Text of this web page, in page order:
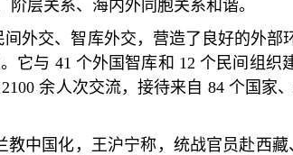
层关系、海内外同胞关系和谐。
外交、智库外交，营造了良好的外部
它与 41 个外国智库和 12个民间组织
2100余人次交流，接待来自 84 个国家
中国化，王沪宁称，统战官员赴西